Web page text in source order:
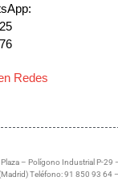
Redes
– Polígono Industrial P-29
Teléfono: 91 850 93 64